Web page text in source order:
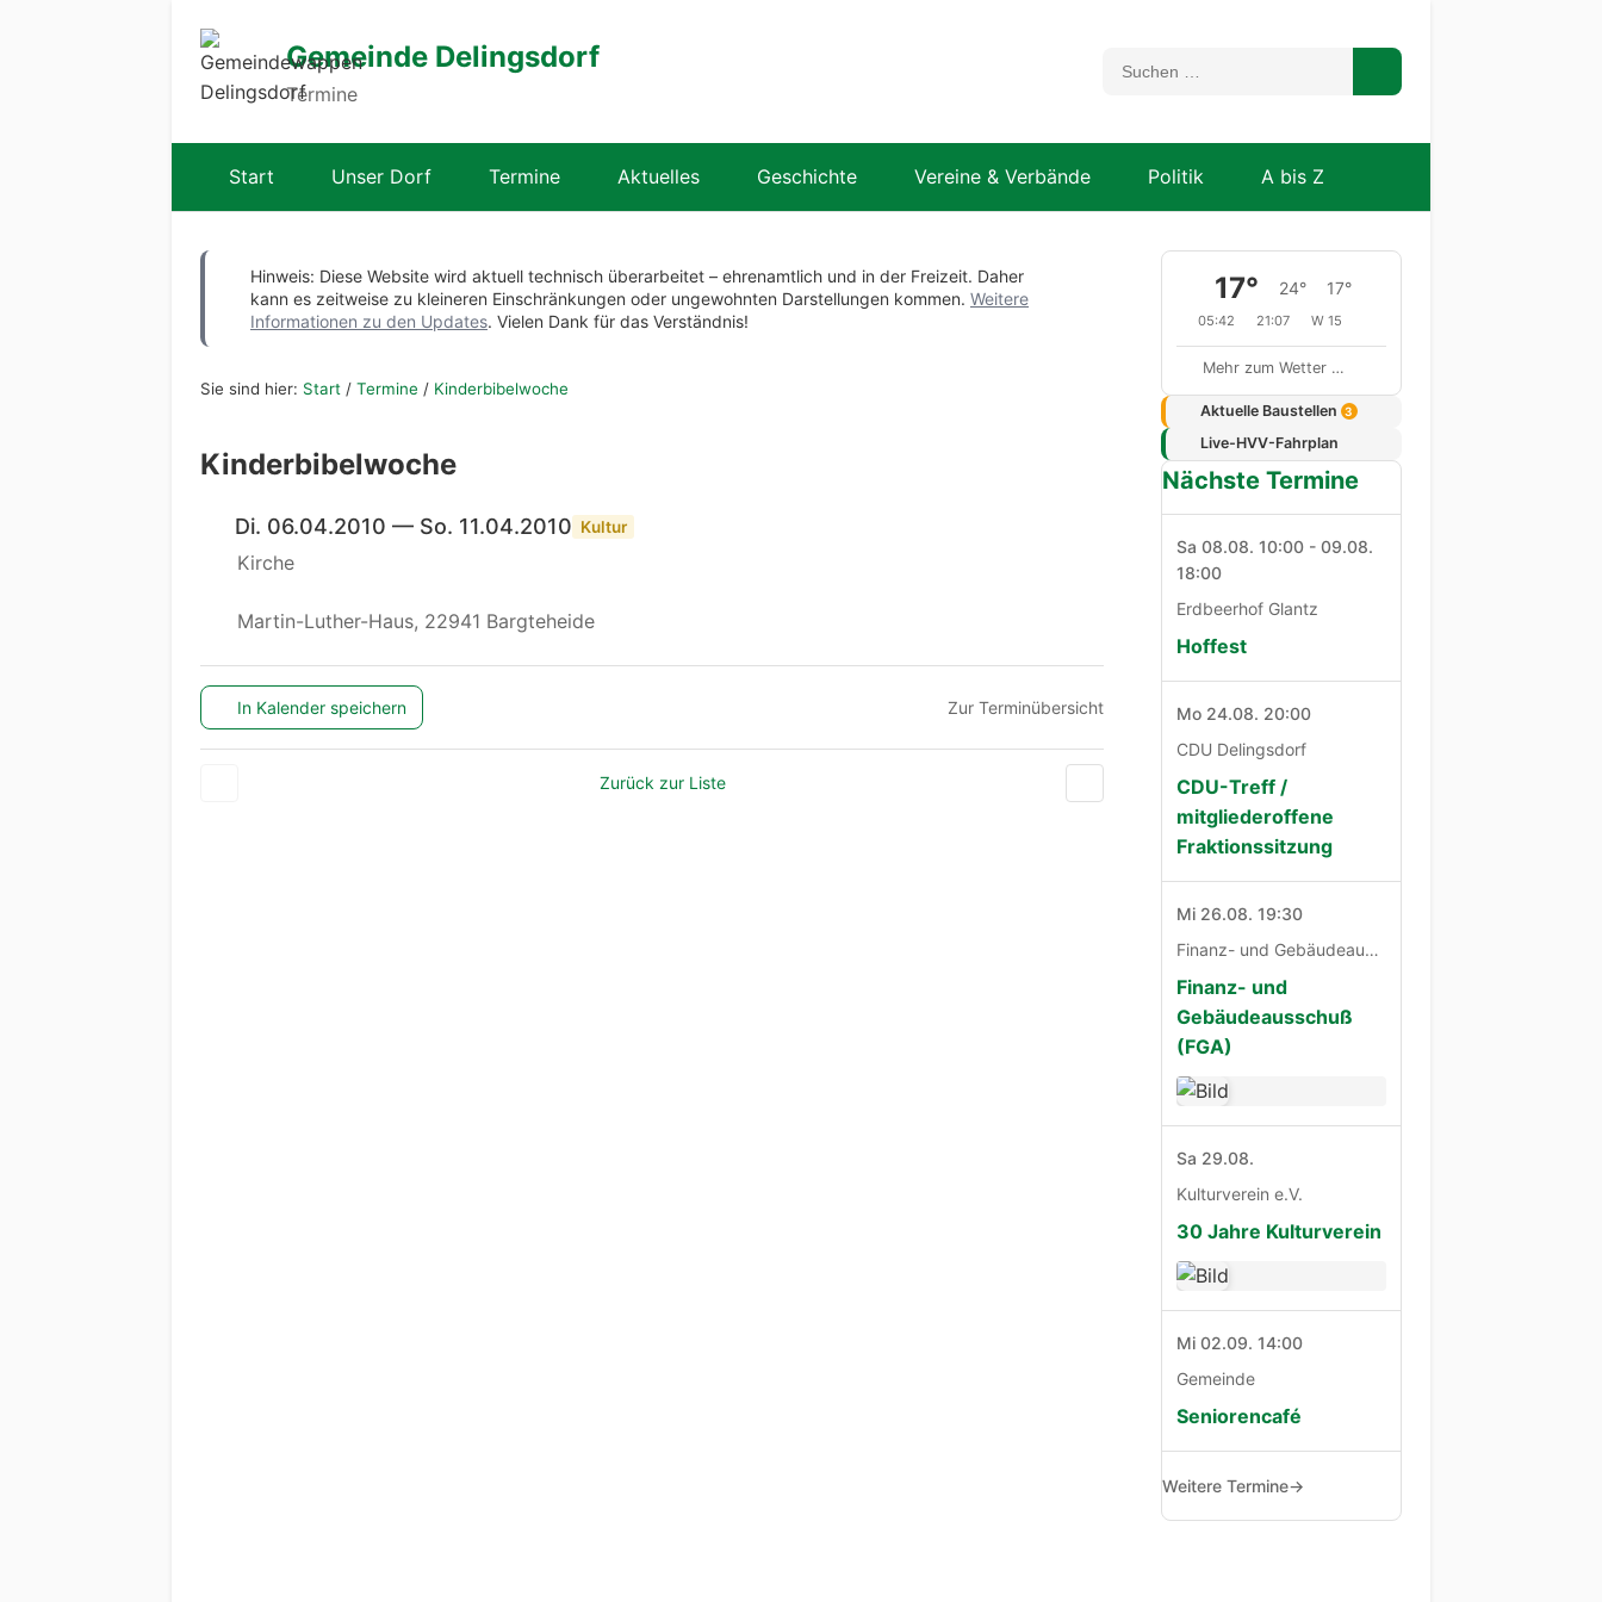
Gemeinde Delingsdorf
Termine
Start Unser Dorf Termine Aktuelles Geschichte Vereine & Verbände Politik A bis Z
Hinweis: Diese Website wird aktuell technisch überarbeitet – ehrenamtlich und in der Freizeit. Daher
kann es zeitweise zu kleineren Einschränkungen oder ungewohnten Darstellungen kommen. Weitere
Informationen zu den Updates. Vielen Dank für das Verständnis!
Sie sind hier: Start / Termine / Kinderbibelwoche
Kinderbibelwoche
Di. 06.04.2010 — So. 11.04.2010 Kultur
Kirche
Martin-Luther-Haus, 22941 Bargteheide
In Kalender speichern Zur Terminübersicht
Zurück zur Liste
17° 24° 17°
05:42 21:07 W 15
Mehr zum Wetter …
Aktuelle Baustellen 3
Live-HVV-Fahrplan
Nächste Termine
Sa 08.08. 10:00 - 09.08.
18:00
Erdbeerhof Glantz
Hoffest
Mo 24.08. 20:00
CDU Delingsdorf
CDU-Treff /
mitgliederoffene
Fraktionssitzung
Mi 26.08. 19:30
Finanz- und Gebäudeausschuß
Finanz- und
Gebäudeausschuß
(FGA)
Sa 29.08.
Kulturverein e.V.
30 Jahre Kulturverein
Mi 02.09. 14:00
Gemeinde
Seniorencafé
Weitere Termine→